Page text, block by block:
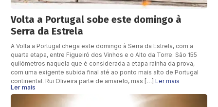
Volta a Portugal sobe este domingo à
Serra da Estrela
A Volta a Portugal chega este domingo à Serra da Estrela, com a
quarta etapa, entre Figueiró dos Vinhos e o Alto da Torre. São 155
quilómetros naquela que é considerada a etapa rainha da prova,
com uma exigente subida final até ao ponto mais alto de Portugal
continental. Rui Oliveira parte de amarelo, mas […]Ler mais
Ler mais